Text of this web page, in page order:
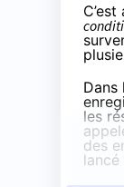
Dans
les
des